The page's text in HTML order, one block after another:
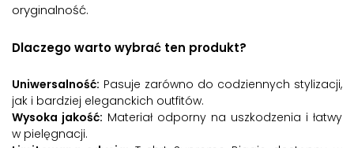
oryginalność.
Dlaczego warto wybrać ten produkt?
Uniwersalność: Pasuje zarówno do codziennych stylizacji,
jak i bardziej eleganckich outfitów.
Wysoka jakość: Materiał odporny na uszkodzenia i łatwy
w pielęgnacji.